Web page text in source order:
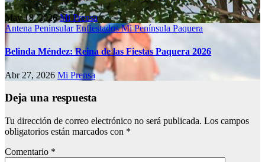
May 18, 2026Mi Prensa
Antena PeninsularEnfiestadosMi Península Paquera
Belinda Méndez: Reina de las Fiestas Paquera 2026
Abr 27, 2026 Mi Prensa
Deja una respuesta
Tu dirección de correo electrónico no será publicada. Los campos
obligatorios están marcados con *
Comentario *